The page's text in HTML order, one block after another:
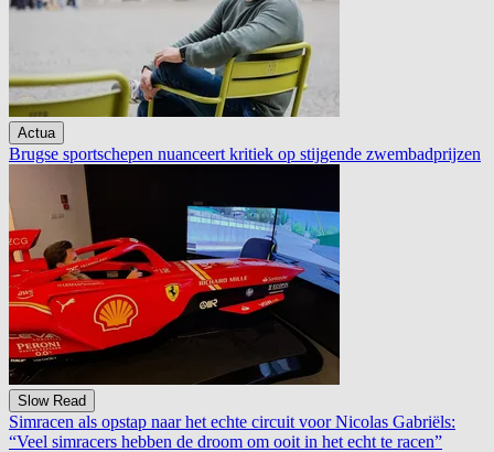
Actua
Brugse sportschepen nuanceert kritiek op stijgende zwembadprijzen
Slow Read
Simracen als opstap naar het echte circuit voor Nicolas Gabriëls:
“Veel simracers hebben de droom om ooit in het echt te racen”